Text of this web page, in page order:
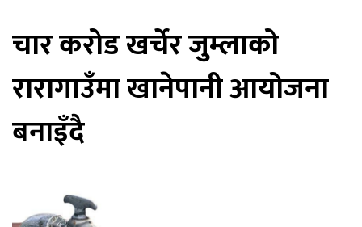
चार करोड खर्चेर जुम्लाको
रारागाउँमा खानेपानी आयोजना
बनाइँदै